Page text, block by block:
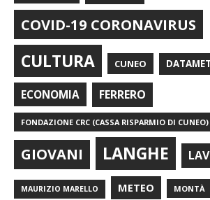
COVID-19 CORONAVIRUS
CULTURA CUNEO
ECONOMIA FERRERO
FONDAZIONE CRC (CASSA RISPARMIO DI CUNEO)
GIOVANI LANGHE
MAURIZIO MARELLO METEO MONTÀ